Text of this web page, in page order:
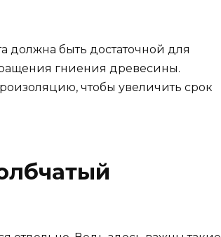
должна быть достаточной для
гниения древесины.
чтобы увеличить срок